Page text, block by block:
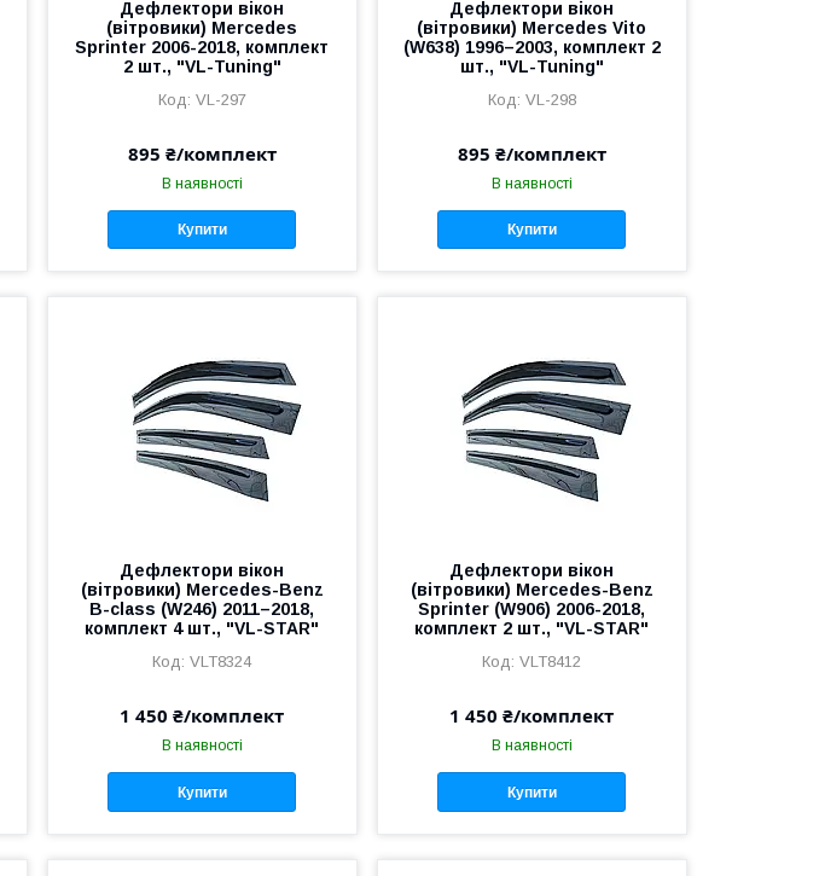
Дефлектори вікон
(вітровики) Mercedes
Sprinter 2006-2018, комплект
2 шт., "VL-Tuning"
VL-297
895 ₴/комплект
В наявності
Купити
Дефлектори вікон
(вітровики) Mercedes Vito
(W638) 1996–2003, комплект 2
шт., "VL-Tuning"
VL-298
895 ₴/комплект
В наявності
Купити
Дефлектори вікон
(вітровики) Mercedes-Benz
B-class (W246) 2011–2018,
комплект 4 шт., "VL-STAR"
VLT8324
1 450 ₴/комплект
В наявності
Купити
Дефлектори вікон
(вітровики) Mercedes-Benz
Sprinter (W906) 2006-2018,
комплект 2 шт., "VL-STAR"
VLT8412
1 450 ₴/комплект
В наявності
Купити